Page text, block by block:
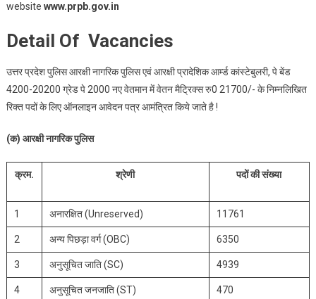
website www.prpb.gov.in
Detail Of Vacancies
उत्तर प्रदेश पुलिस आरक्षी नागरिक पुलिस एवं आरक्षी प्रादेशिक आर्म्ड कांस्टेबुलरी, पे बेंड
4200-20200 ग्रेड पे 2000 नए वेतमान में वेतन मैट्रिक्स रु0 21700/- के निम्नलिखित
रिक्त पदों के लिए ऑनलाइन आवेदन पत्र आमंत्रित किये जाते है !
(क) आरक्षी नागरिक पुलिस
क्रम. श्रेणी पदों की संख्या
1 अनारक्षित (Unreserved) 11761
2 अन्य पिछड़ा वर्ग (OBC) 6350
3 अनुसूचित जाति (SC) 4939
4 अनुसूचित जनजाति (ST) 470